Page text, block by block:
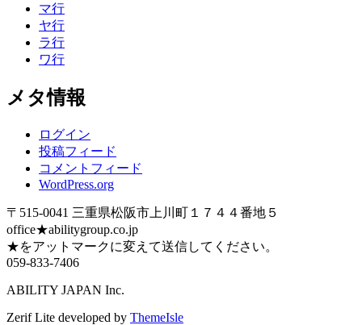
マ行
ヤ行
ラ行
ワ行
メタ情報
ログイン
投稿フィード
コメントフィード
WordPress.org
〒515-0041 三重県松阪市上川町１７４４番地５
office★abilitygroup.co.jp
★をアットマークに変えて送信してください。
059-833-7406
ABILITY JAPAN Inc.
Zerif Lite developed by ThemeIsle